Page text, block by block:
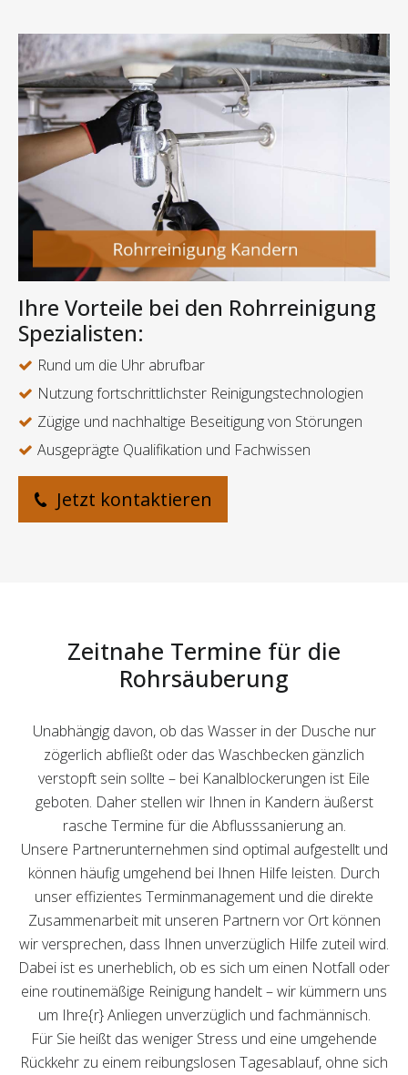
Ihre Vorteile bei den Rohrreinigung
Spezialisten:
Rund um die Uhr abrufbar
Nutzung fortschrittlichster Reinigungstechnologien
Zügige und nachhaltige Beseitigung von Störungen
Ausgeprägte Qualifikation und Fachwissen
Jetzt kontaktieren
Zeitnahe Termine für die
Rohrsäuberung
Unabhängig davon, ob das Wasser in der Dusche nur
zögerlich abfließt oder das Waschbecken gänzlich
verstopft sein sollte – bei Kanalblockerungen ist Eile
geboten. Daher stellen wir Ihnen in Kandern äußerst
rasche Termine für die Abflusssanierung an.
Unsere Partnerunternehmen sind optimal aufgestellt und
können häufig umgehend bei Ihnen Hilfe leisten. Durch
unser effizientes Terminmanagement und die direkte
Zusammenarbeit mit unseren Partnern vor Ort können
wir versprechen, dass Ihnen unverzüglich Hilfe zuteil wird.
Dabei ist es unerheblich, ob es sich um einen Notfall oder
eine routinemäßige Reinigung handelt – wir kümmern uns
um Ihre{r} Anliegen unverzüglich und fachmännisch.
Für Sie heißt das weniger Stress und eine umgehende
Rückkehr zu einem reibungslosen Tagesablauf, ohne sich